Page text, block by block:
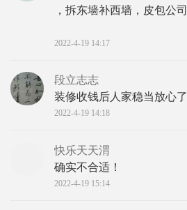
，拆东墙补西墙，皮包公
2022-4-19 14:17
段立志志
装修收钱后人家稳当放心
2022-4-19 14:18
快乐天天渭
确实不合适！
2022-4-19 15:14